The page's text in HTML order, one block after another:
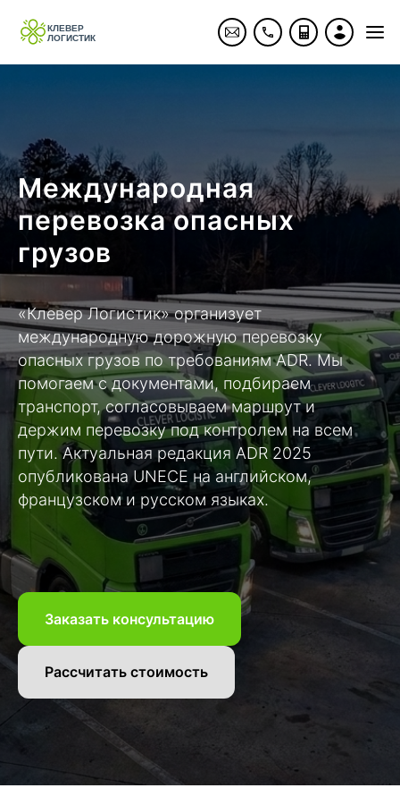
Международная
перевозка опасных
грузов
«Клевер Логистик» организует
международную дорожнуюперевозку
опасных грузов по требованиям ADR. Мы
помогаем с документами, подбираем
транспорт, согласовываем маршрут и
держим перевозку под контролем на всем
пути. Актуальная редакция ADR 2025
опубликована UNECE на английском,
французском и русском языках.
Заказать консультацию
Рассчитать стоимость